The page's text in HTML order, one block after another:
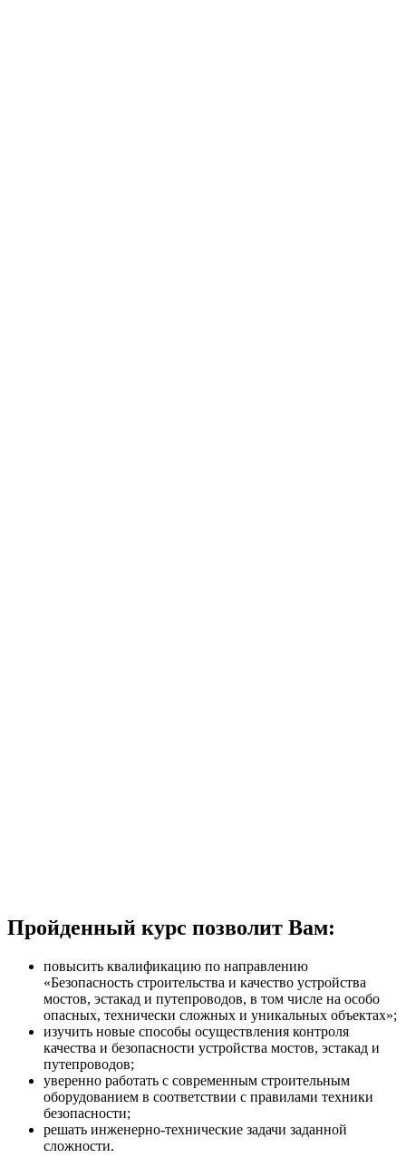
Пройденный курс позволит Вам:
повысить квалификацию по направлению
«Безопасность строительства и качество устройства
мостов, эстакад и путепроводов, в том числе на особо
опасных, технически сложных и уникальных объектах»;
изучить новые способы осуществления контроля
качества и безопасности устройства мостов, эстакад и
путепроводов;
уверенно работать с современным строительным
оборудованием в соответствии с правилами техники
безопасности;
решать инженерно-технические задачи заданной
сложности.